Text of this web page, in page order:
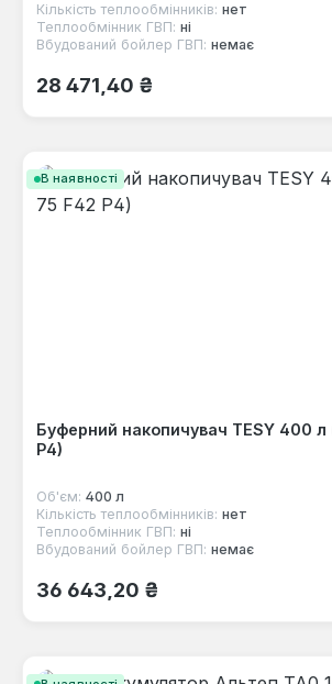
Кількість теплообмінників: нет
Теплообмінник ГВП: ні
Вбудований бойлер ГВП: немає
Звичайна ціна:
28 471,40 ₴
В наявності
Буферний накопичувач TESY 400 л
P4)
Об'єм: 400 л
Кількість теплообмінників: нет
Теплообмінник ГВП: ні
Вбудований бойлер ГВП: немає
Звичайна ціна:
36 643,20 ₴